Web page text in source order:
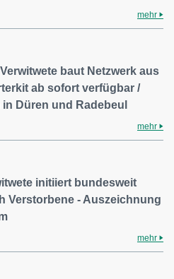
mehr
baut Netzwerk aus
ab sofort verfügbar /
Düren und Radebeul
mehr
initiiert bundesweit
Verstorbene - Auszeichnung
mehr